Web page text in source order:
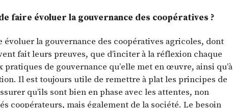
faire évoluer la gouvernance des coopératives ?
évoluer la gouvernance des coopératives agricoles, dont
fait leurs preuves, que d’inciter à la réflexion chaque
pratiques de gouvernance qu’elle met en œuvre, ainsi qu’à
Il est toujours utile de remettre à plat les principes de
qu’ils sont bien en phase avec les attentes, non
coopérateurs, mais également de la société. Le besoin